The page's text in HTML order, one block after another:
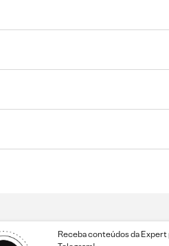
Receba conteúdos da Expert